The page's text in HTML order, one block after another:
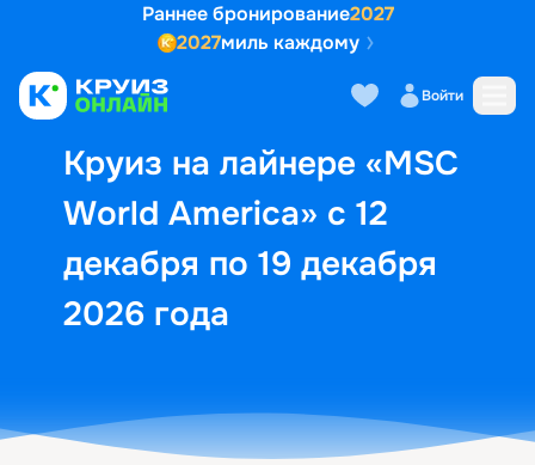
Раннее бронирование2027
2027миль каждому
Войти
Круиз на лайнере «MSC
World America» с 12
декабря по 19 декабря
2026 года
Выбор кают Маршрут и